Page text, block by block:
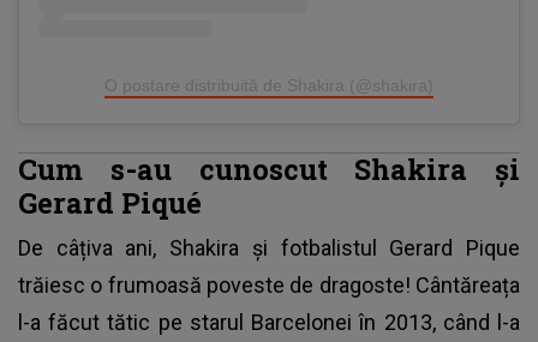
O postare distribuită de Shakira (@shakira)
Cum s-au cunoscut Shakira și
Gerard Piqué
De câțiva ani, Shakira și fotbalistul Gerard Pique
trăiesc o frumoasă poveste de dragoste! Cântăreața
l-a făcut tătic pe starul Barcelonei în 2013, când l-a